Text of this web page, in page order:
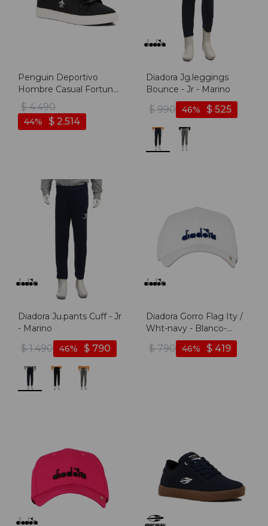
Penguin Deportivo
Hombre Casual Fortuna-
Black - Negro
$ 4.490
$ 2.514
44
Diadora Jg.leggings
Bounce - Jr - Marino
$ 990 $ 525
46
Diadora Ju.pants Cuff - Jr
- Marino
$ 1.490 $ 790
46
Diadora Gorro Flag Ity /
Wht-navy - Blanco-
$ 790 $ 419
46